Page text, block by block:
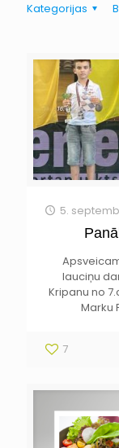
Kategorijas
5.
lauciņu
Kripanu no
Marku
7